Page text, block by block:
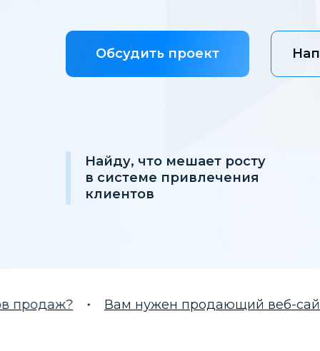
Обсудить проект
Найду, что мешает росту
в системе привлечения
клиентов
Вам нужен продающий веб-сайт?